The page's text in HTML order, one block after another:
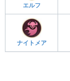
エルフ
ナイトメア